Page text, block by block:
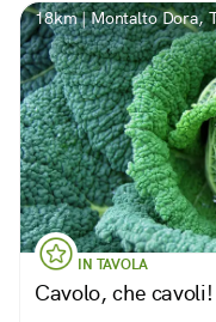
18km | Montalto Dora,
IN TAVOLA
Cavolo, che cavoli!